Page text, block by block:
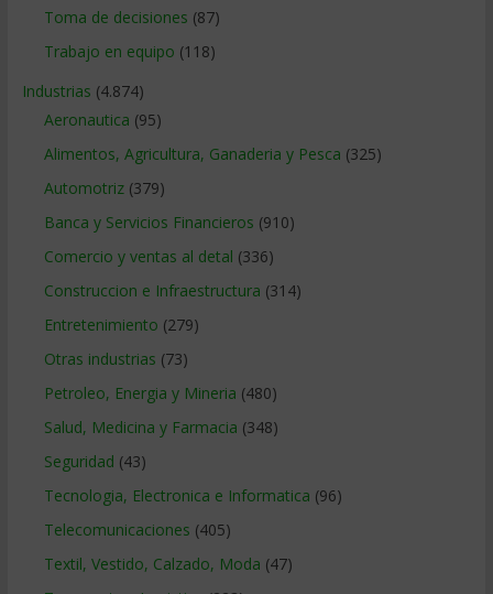
Toma de decisiones (87)
Trabajo en equipo (118)
Industrias (4.874)
Aeronautica (95)
Alimentos, Agricultura, Ganaderia y Pesca (325)
Automotriz(379)
Banca y Servicios Financieros (910)
Comercio y ventas al detal (336)
Construccion e Infraestructura (314)
Entretenimiento (279)
Otras industrias (73)
Petroleo, Energia y Mineria (480)
Salud, Medicina y Farmacia (348)
Seguridad (43)
Tecnologia, Electronica e Informatica (96)
Telecomunicaciones (405)
Textil, Vestido, Calzado, Moda (47)